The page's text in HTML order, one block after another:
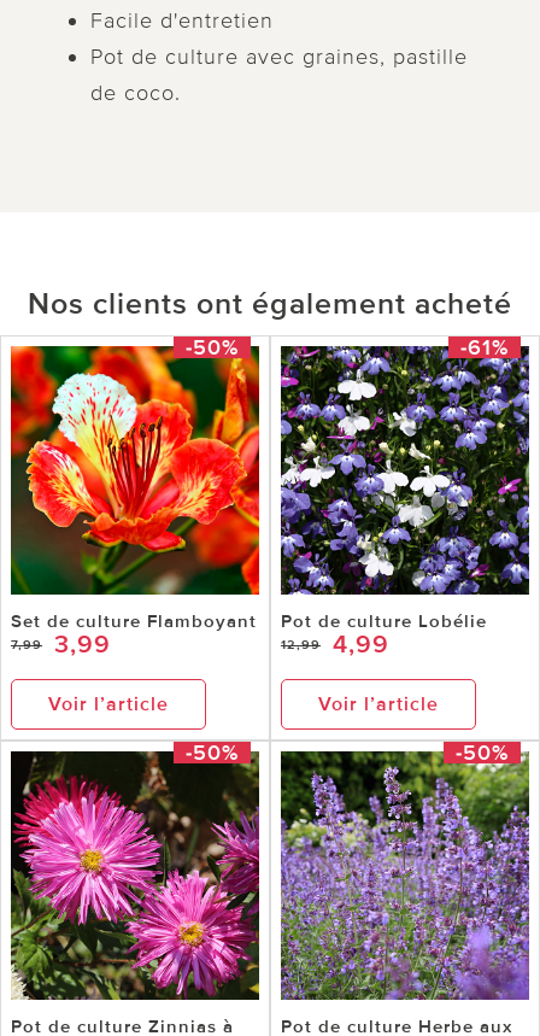
Facile d'entretien
Pot de culture avec graines, pastille
de coco.
Nos clients ont également acheté
-50%
Set de culture Flamboyant
7,99 3,99
Voir l’article
-61%
Pot de culture Lobélie
12,99 4,99
Voir l’article
-50%
Pot de culture Zinnias à
-50%
Pot de culture Herbe aux